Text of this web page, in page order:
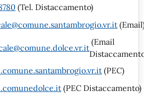
(Tel. Distaccamento)
(Email
(PEC)
(PEC Distaccamento)